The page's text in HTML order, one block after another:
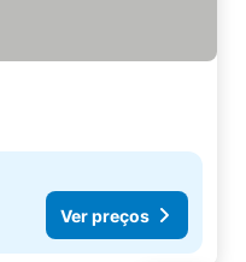
Ver preços